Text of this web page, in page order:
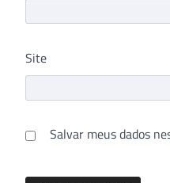
Site
Salvar meus dados